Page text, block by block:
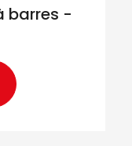
barres -